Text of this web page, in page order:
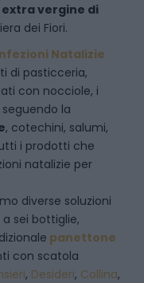
extra vergine di
dei Fiori.
Natalizie
di pasticceria,
con nocciole, i
seguendo la
, cotechini, salumi,
i prodotti che
natalizie per
diverse soluzioni
sei bottiglie,
panettone
con scatola
, Desideri, Collina,